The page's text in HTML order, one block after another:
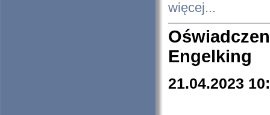
więcej...
Engelking
21.04.2023